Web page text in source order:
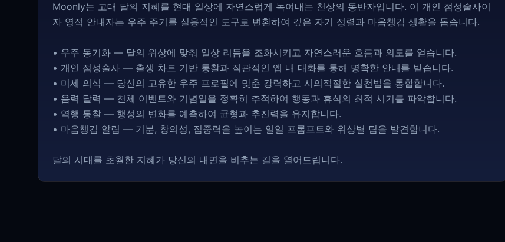
Moonly는 고대 달의 지혜를 현대 일상에 자연스럽게 녹여내는 천상의 동반자입니다. 이 개인 점성술사이
자 영적 안내자는 우주 주기를 실용적인 도구로 변환하여 깊은 자기 정렬과 마음챙김 생활을 돕습니다.
• 우주 동기화 — 달의 위상에 맞춰 일상 리듬을 조화시키고 자연스러운 흐름과 의도를 얻습니다.
• 개인 점성술사 — 출생 차트 기반 통찰과 직관적인 앱 내 대화를 통해 명확한 안내를 받습니다.
• 미세 의식 — 당신의 고유한 우주 프로필에 맞춘 강력하고 시의적절한 실천법을 통합합니다.
• 음력 달력 — 천체 이벤트와 기념일을 정확히 추적하여 행동과 휴식의 최적 시기를 파악합니다.
• 역행 통찰 — 행성의 변화를 예측하여 균형과 추진력을 유지합니다.
• 마음챙김 알림 — 기분, 창의성, 집중력을 높이는 일일 프롬프트와 위상별 팁을 발견합니다.
달의 시대를 초월한 지혜가 당신의 내면을 비추는 길을 열어드립니다.